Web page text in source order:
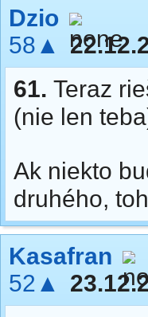
Dzio
58▲
61. Teraz
(nie len
Ak niekto
druhého,
Kasafran
52▲